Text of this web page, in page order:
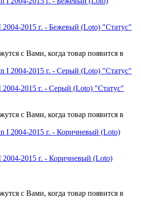
2015 г. - Бежевый (Loto) "Статус"
с Вами, когда товар появится в
2015 г. - Серый (Loto) "Статус"
с Вами, когда товар появится в
2015 г. - Коричневый (Loto)
с Вами, когда товар появится в